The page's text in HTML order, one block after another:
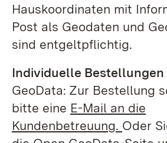
Hauskoordinaten mit
Post als Geodaten und
sind entgeltpflichtig.
Individuelle Bestellungen
GeoData: Zur Bestellung
bitte eine E-Mail an die
Kundenbetreuung. Oder